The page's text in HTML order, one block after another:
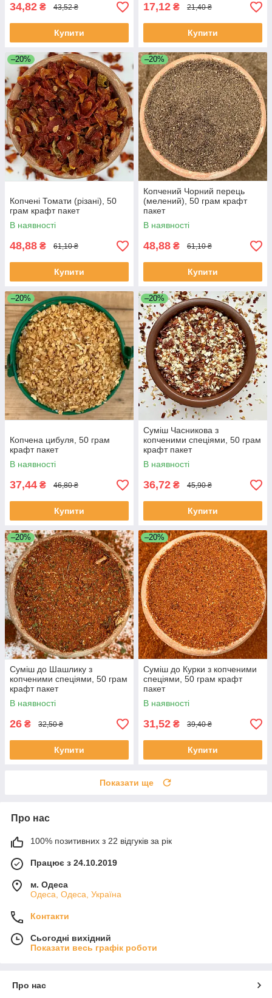
34,82 ₴ 43,52 ₴
Купити
17,12 ₴ 21,40 ₴
Купити
–20%
Копчені Томати (різані), 50
грам крафт пакет
В наявності
48,88 ₴ 61,10 ₴
Купити
–20%
Копчений Чорний перець
(мелений), 50 грам крафт
пакет
В наявності
48,88 ₴ 61,10 ₴
Купити
–20%
Копчена цибуля, 50 грам
крафт пакет
В наявності
37,44 ₴ 46,80 ₴
Купити
–20%
Суміш Часникова з
копченими спеціями, 50 грам
крафт пакет
В наявності
36,72 ₴ 45,90 ₴
Купити
–20%
Суміш до Шашлику з
копченими спеціями, 50 грам
крафт пакет
В наявності
26 ₴ 32,50 ₴
Купити
–20%
Суміш до Курки з копченими
спеціями, 50 грам крафт
пакет
В наявності
31,52 ₴ 39,40 ₴
Купити
Показати ще
Про нас
100% позитивних з 22 відгуків за рік
Працює з 24.10.2019
м. Одеса
Одеса, Одеса, Україна
Контакти
Сьогодні вихідний
Показати весь графік роботи
Про нас